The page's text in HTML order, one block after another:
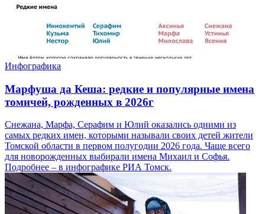
Инфографика
Марфуша да Кеша: редкие и популярные имена
томичей, рожденных в 2026г
Снежана, Марфа, Серафим и Юлий оказались одними из
самых редких имен, которыми называли своих детей жители
Томской области в первом полугодии 2026 года. Чаще всего
для новорожденных выбирали имена Михаил и Софья.
Подробнее – в инфографике РИА Томск.